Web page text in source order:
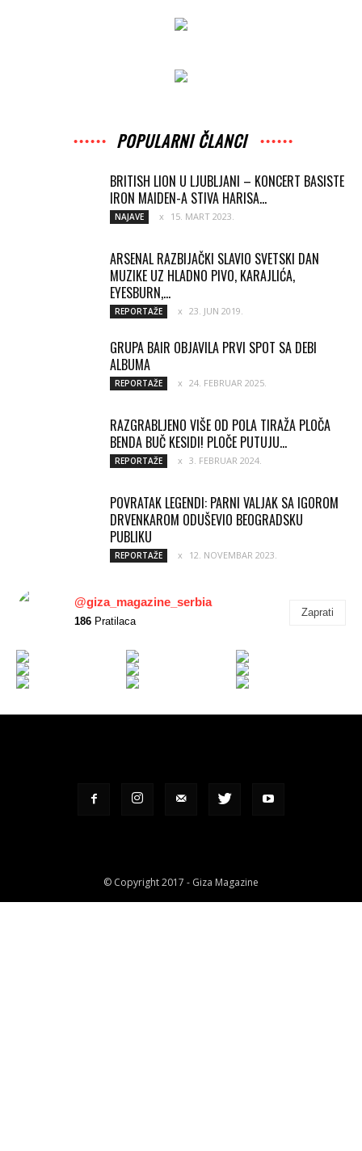
POPULARNI ČLANCI
BRITISH LION U LJUBLJANI – KONCERT BASISTE
IRON MAIDEN-A STIVA HARISA...
NAJAVE 15. MART 2023.
ARSENAL RAZBIJAČKI SLAVIO SVETSKI DAN
MUZIKE UZ HLADNO PIVO, KARAJLIĆA,
EYESBURN,...
REPORTAŽE 23. JUN 2019.
GRUPA BAIR OBJAVILA PRVI SPOT SA DEBI
ALBUMA
REPORTAŽE 24. FEBRUAR 2025.
RAZGRABLJENO VIŠE OD POLA TIRAŽA PLOČA
BENDA BUČ KESIDI! PLOČE PUTUJU...
REPORTAŽE 3. FEBRUAR 2024.
POVRATAK LEGENDI: PARNI VALJAK SA IGOROM
DRVENKAROM ODUŠEVIO BEOGRADSKU
PUBLIKU
REPORTAŽE 12. NOVEMBAR 2023.
@giza_magazine_serbia
186 Pratilaca
Zaprati
© Copyright 2017 - Giza Magazine